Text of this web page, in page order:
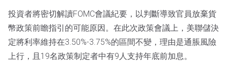
投資者將密切解讀FOMC會議紀要，以判斷導致官員放棄貨
幣政策前瞻指引的可能原因。在此次政策會議上，美聯儲決
定將利率維持在3.50%-3.75%的區間不變，理由是通脹風險
上行，且19名政策制定者中有9人支持年底前加息。